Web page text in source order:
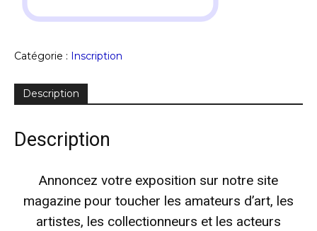
Catégorie : Inscription
Description
Description
Annoncez votre exposition sur notre site
magazine pour toucher les amateurs d’art, les
artistes, les collectionneurs et les acteurs